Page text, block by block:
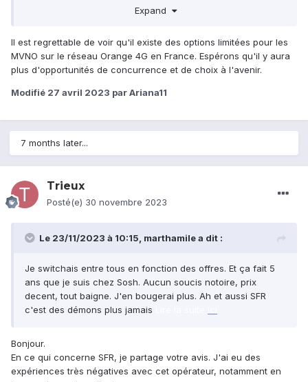
Il n'y a plus que Sosh ou Orange pour utiliser le réseau
Dommage qu'il n'y est plus d'alternative en MVNO sur ce
réseau en France ; à moins que j'ai raté quelque chose.
Xav
Expand
Il est regrettable de voir qu'il existe des options limitées pour les
MVNO sur le réseau Orange 4G en France. Espérons qu'il y aura
plus d'opportunités de concurrence et de choix à l'avenir.
Modifié 27 avril 2023 par Ariana11
7 months later...
Trieux
Posté(e) 30 novembre 2023
Le 23/11/2023 à 10:15, marthamilea dit :
Je switchais entre tous en fonction des offres. Et ça fait 5
ans que je suis chez Sosh. Aucun soucis notoire, prix
decent, tout baigne. J'en bougerai plus. Ah et aussi SFR
c'est des démons plus jamais
Bonjour.
En ce qui concerne SFR, je partage votre avis. J'ai eu des
expériences très négatives avec cet opérateur, notamment en